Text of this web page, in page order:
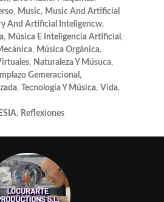
, Music, Music And Artificial
And Artificial Inteligencw,
, Música E Inteligencia Artificial ,
, Música Orgánica,
, Naturaleza Y Músuca,
Gemeracional ,
, Tecnología Y Música, Vida,
, Reflexiones